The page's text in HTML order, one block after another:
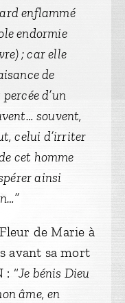
enflammé
endormie
; car elle
de
d’un
souvent,
celui d’irriter
cet homme
ainsi
de Marie à
avant sa mort
: “Je bénis Dieu
âme, en